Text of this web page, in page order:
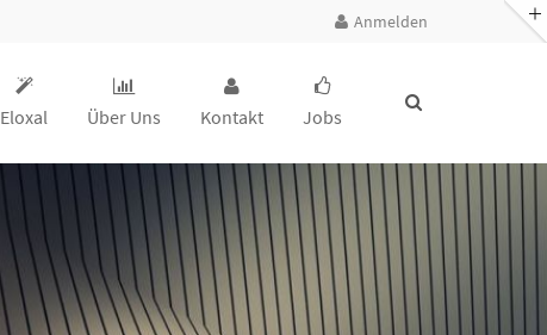
Anmelden
Eloxal Über Uns Kontakt Jobs